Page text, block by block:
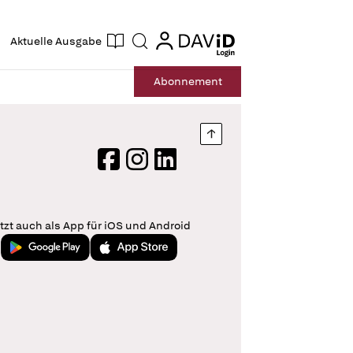
Aktuelle Ausgabe Suche login
login
Abonnement
Nach oben springen
FacebookInstagram
LinkedIn
auch als App für iOS und Android
Jetzt bei Google PlayLaden im App Store